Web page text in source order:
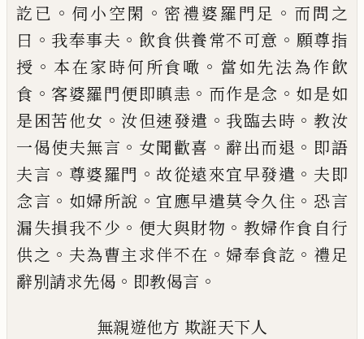
訖已 。 伺小空閑 。 密禮婆羅門足 。 而問之
曰 。 我奉事夫 。 飲食供養常不可意 。 願尊指
授 。 本在家時何所食噉 。 當如先法為作飲
食 。 客婆羅門便即瞋恚 。 而作是念 。 如是如
是困苦他女 。 汝但速發遣 。 我臨去時 。 教汝
一偈使夫無言 。 女聞歡喜 。 辭出而退 。 即語
夫言 。 尊婆羅門 。故從遠來宜早發遣 。 夫即
念言 。 如婦所說 。 宜應早遣莫令久住 。 恐言
漏失損我不少 。 便大與財物 。 教婦作食 自行
供之 。 夫為曹主求伴不在 。 婦奉食訖 。 禮足
辭別請求先偈 。 即教偈言 。
無親遊他方 欺誑天下人